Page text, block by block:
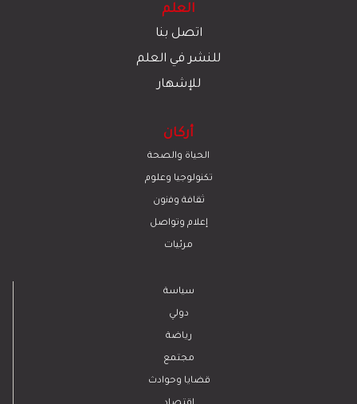
العلم
اتصل بنا
للنشر في العلم
للإشهار
أركان
الحياة والصحة
تكنولوجيا وعلوم
ﺛﻘﺎﻓﺔ وﻓﻧون
إعلام وتواصل
مرئيات
سياسة
دولي
رياضة
مجتمع
قضايا وحوادث